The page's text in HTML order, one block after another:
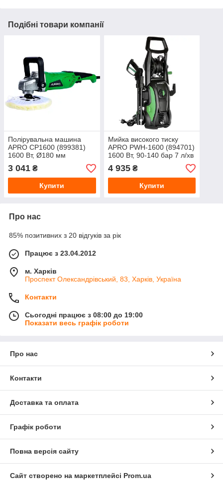
Подібні товари компанії
Полірувальна машина
APRO СP1600 (899381)
1600 Вт, Ø180 мм
3 041 ₴
Купити
Мийка високого тиску
APRO PWH-1600 (894701)
1600 Вт, 90-140 бар 7 л/хв
4 935₴
Купити
Про нас
85% позитивних з 20 відгуків за рік
Працює з 23.04.2012
м. Харків
Проспект Олександрівський, 83, Харків, Україна
Контакти
Сьогодні працює з 08:00 до 19:00
Показати весь графік роботи
Про нас
Контакти
Доставка та оплата
Графік роботи
Повна версія сайту
Сайт створено на маркетплейсі Prom.ua